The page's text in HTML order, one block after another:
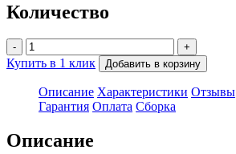
Количество
- +
Купить в 1 клик Добавить в корзину
Описание Характеристики Отзывы
Гарантия Оплата Сборка
Описание